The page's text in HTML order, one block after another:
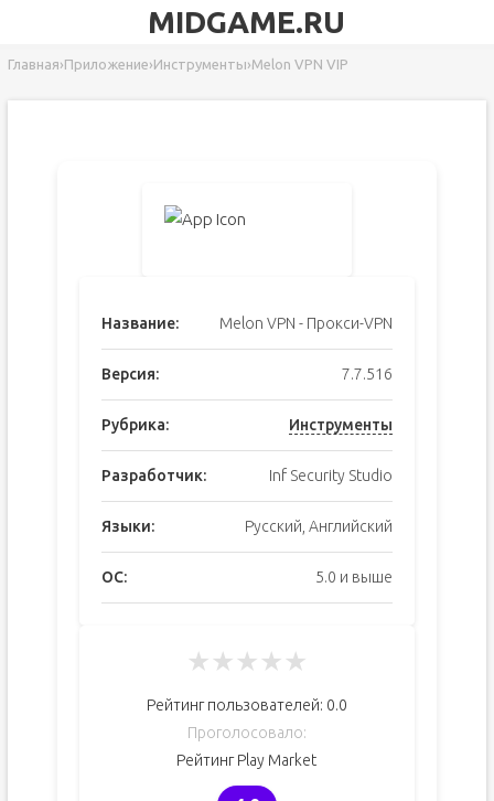
MIDGAME.RU
Главная›Приложение›Инструменты›Melon VPN VIP
Название: Melon VPN - Прокси-VPN
Версия: 7.7.516
Рубрика: Инструменты
Разработчик: Inf Security Studio
Языки: Русский, Английский
ОС: 5.0 и выше
★★★★★
Рейтинг пользователей: 0.0
Проголосовало:
Рейтинг Play Market